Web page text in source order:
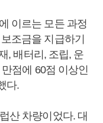
이르는 모든 과정
조금을 지급하기
, 배터리, 조립, 운
점에 60점 이상인
다.
산 차량이었다. 대